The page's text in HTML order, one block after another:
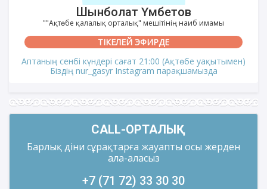
Шынболат Үмбетов
""Ақтөбе қалалық орталық" мешітінің наиб имамы
ТІКЕЛЕЙ ЭФИРДЕ
Аптаның сенбі күндері сағат 21:00 (Ақтөбе уақытымен)
Біздің nur_gasyr Instagram парақшамызда
CALL-ОРТАЛЫҚ
Барлық діни сұрақтарға жауапты осы жерден
ала-аласыз
+7 (71 72) 33 30 30